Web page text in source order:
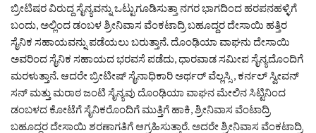
ಬ್ರೀಟಿಷರ ವಿರುದ್ದ ಸೈನ್ಯವನ್ನು ಒಟ್ಟುಗೂಡಿಸುತ್ತಾ ನಗರ ಭಾಗದಿಂದ ಹರಪನಹಳ್ಳಿಗೆ
ಬಂದು, ಅಲ್ಲಿಂದ ಡಂಬಳ ಶ್ರೀನಿವಾಸ ವೆಂಕಟಾದ್ರಿ ಬಹೂದ್ದರ ದೇಸಾಯಿ ಹತ್ತಿರ
ಸೈನಿಕ ಸಹಾಯವನ್ನು ಪಡೆಯಲು ಬರುತ್ತಾನೆ. ದೊಂಢಿಯಾ ವಾಘನು ದೇಸಾಯಿ
ಅವರಿಂದ ಸೈನಿಕ ಸಹಾಯದ ಭರವಸೆ ಪಡೆದು, ಧಾರವಾಡ ಸಮೀಪ ಸೈನ್ಯದೊಂದಿಗೆ
ಮರಳುತ್ತಾನೆ. ಆದರೇ ಬ್ರೀಟೀಷ್ ಸೈನಾಧಿಕಾರಿ ಅರ್ಥರ್ ವೆಲ್ಲಸ್ಸಿ , ಕರ್ನಲ್ ಸ್ವೀವನ್
ಸನ್ ಮತ್ತು ಮರಾಠ ಜಂಟಿ ಸೈನ್ಯವು ದೊಂಢಿಯಾ ವಾಘನ ಮೇಲಿನ ಸಿಟ್ಟಿನಿಂದ
ಡಂಬಳದ ಕೋಟೆಗೆ ಸೈನಿಕರೊಂದಿಗೆ ಮುತ್ತಿಗೆ ಹಾಕಿ, ಶ್ರೀನಿವಾಸ ವೆಂಟಾದ್ರಿ
ಬಹೂದ್ದರ ದೇಸಾಯಿ ಶರಣಾಗತಿಗೆ ಆಗ್ರಹಿಸುತ್ತಾರೆ. ಅದರೇ ಶ್ರೀನಿವಾಸ ವೆಂಕಟಾದ್ರಿ